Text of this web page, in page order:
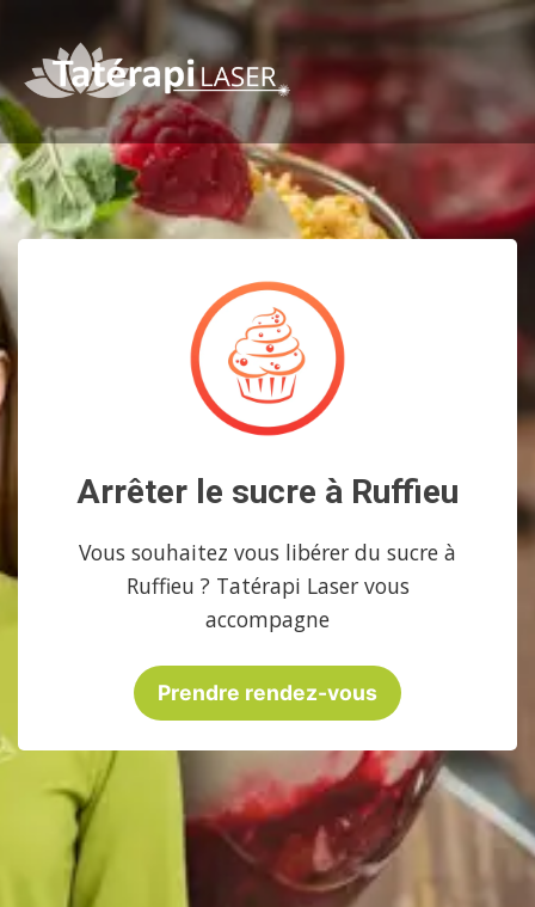
Arrêter le sucre à Ruffieu
Vous souhaitez vous libérer du sucre à
Ruffieu ? Tatérapi Laser vous
accompagne
Prendre rendez-vous